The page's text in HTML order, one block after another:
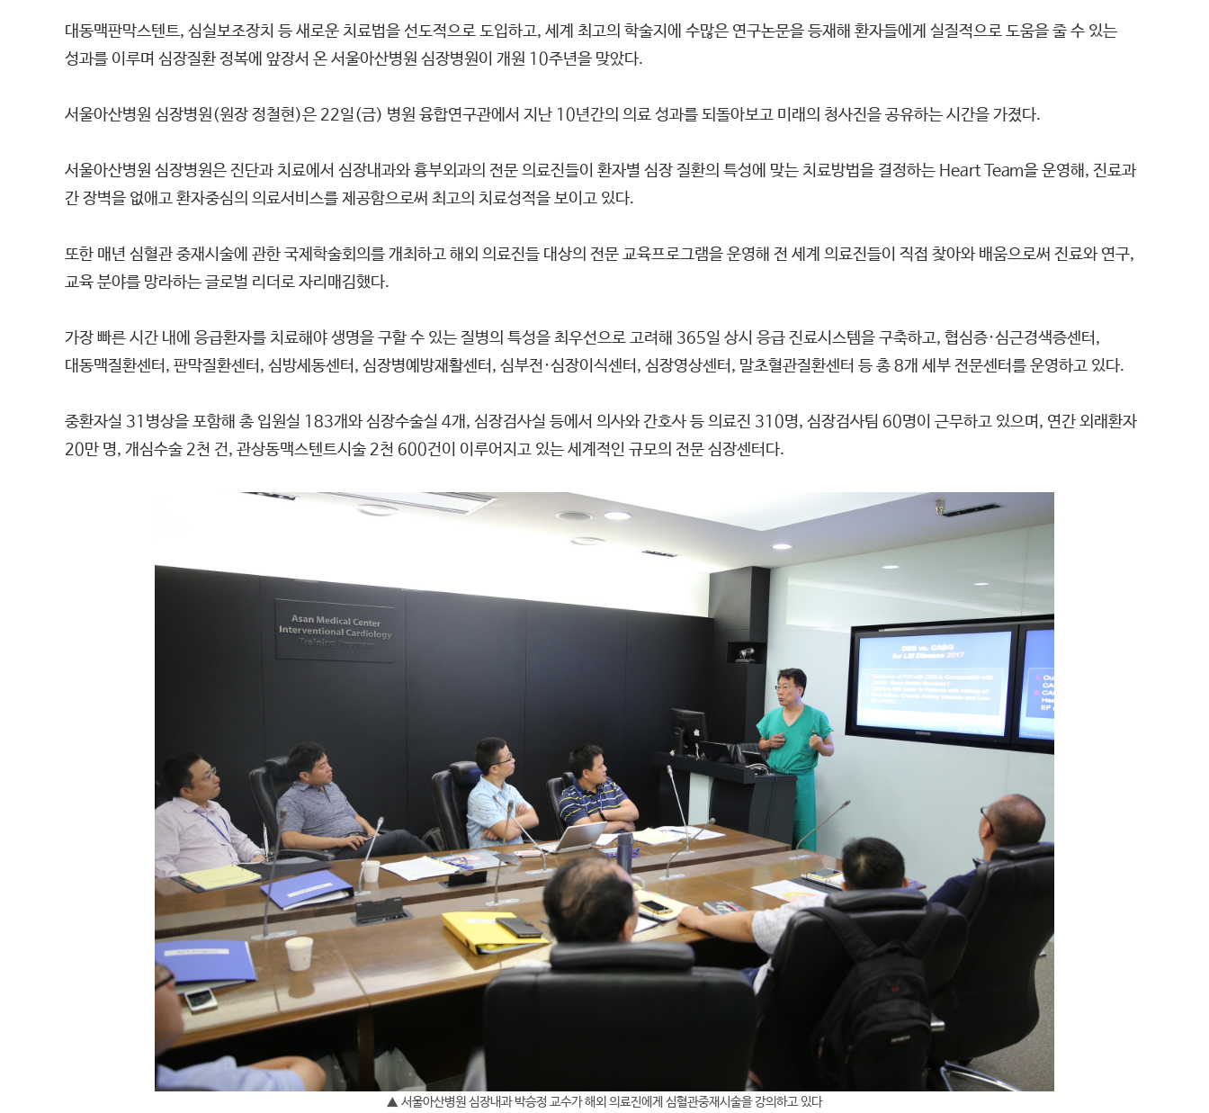
대동맥판막스텐트, 심실보조장치 등 새로운 치료법을 선도적으로 도입하고, 세계 최고의 학술지에 수많은 연구논문을 등재해 환자들에게 실질적으로 도움을 줄 수 있는
성과를 이루며 심장질환 정복에 앞장서 온 서울아산병원 심장병원이 개원 10주년을 맞았다.
서울아산병원 심장병원(원장 정철현)은 22일(금) 병원 융합연구관에서 지난 10년간의 의료 성과를 되돌아보고 미래의 청사진을 공유하는 시간을 가졌다.
서울아산병원 심장병원은 진단과 치료에서 심장내과와 흉부외과의 전문 의료진들이 환자별 심장 질환의 특성에 맞는 치료방법을 결정하는 Heart Team을 운영해, 진료과
간 장벽을 없애고 환자중심의 의료서비스를 제공함으로써 최고의 치료성적을 보이고 있다.
또한 매년 심혈관 중재시술에 관한 국제학술회의를 개최하고 해외 의료진들 대상의 전문 교육프로그램을 운영해 전 세계 의료진들이 직접 찾아와 배움으로써 진료와 연구,
교육 분야를 망라하는 글로벌 리더로 자리매김했다.
가장 빠른 시간 내에 응급환자를 치료해야 생명을 구할 수 있는 질병의 특성을 최우선으로 고려해 365일 상시 응급 진료시스템을 구축하고, 협심증·심근경색증센터,
대동맥질환센터, 판막질환센터, 심방세동센터, 심장병예방재활센터, 심부전·심장이식센터, 심장영상센터, 말초혈관질환센터 등 총 8개 세부 전문센터를 운영하고 있다.
중환자실 31병상을 포함해 총 입원실 183개와 심장수술실 4개, 심장검사실 등에서 의사와 간호사 등 의료진 310명, 심장검사팀 60명이 근무하고 있으며, 연간 외래환자
20만 명, 개심수술 2천 건, 관상동맥스텐트시술 2천 600건이 이루어지고 있는 세계적인 규모의 전문 심장센터다.
▲ 서울아산병원 심장내과 박승정 교수가 해외 의료진에게 심혈관중재시술을 강의하고 있다